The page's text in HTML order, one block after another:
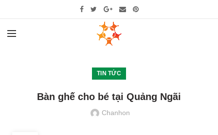
TIN TỨC
Bàn ghế cho bé tại Quảng Ngãi
Chanhon